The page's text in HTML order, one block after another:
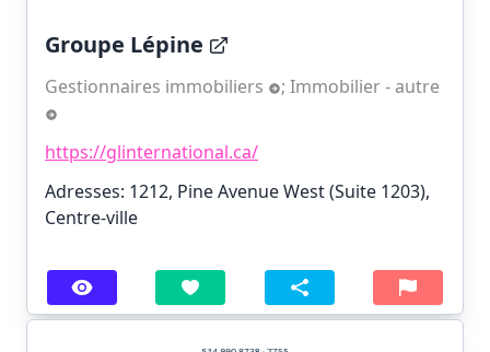
Groupe Lépine
Gestionnaires immobiliers ; Immobilier - autre
https://glinternational.ca/
Adresses: 1212, Pine Avenue West (Suite 1203),
Centre-ville